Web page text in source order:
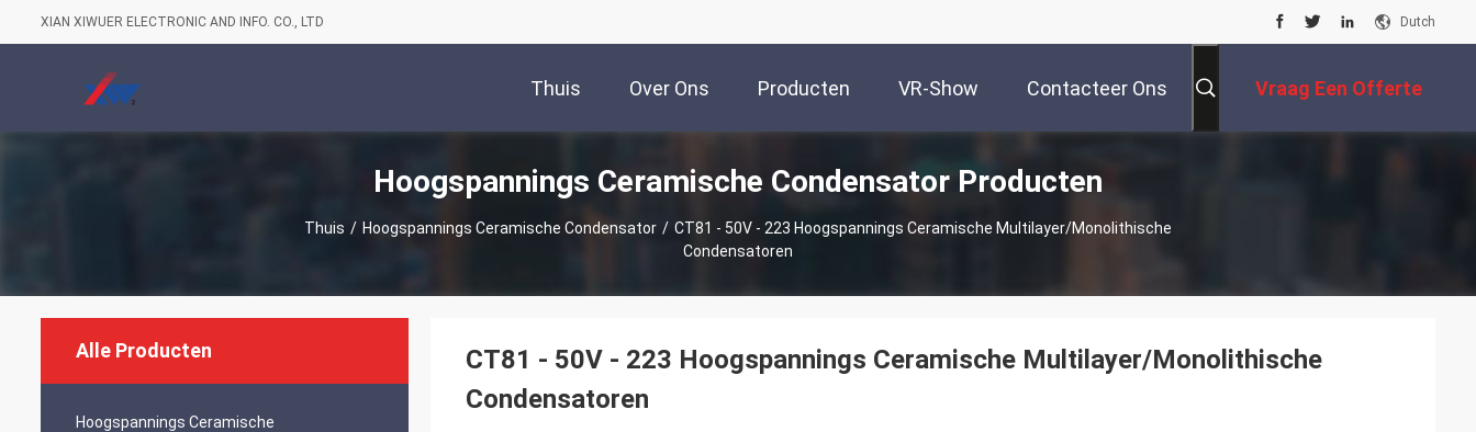
XIAN XIWUER ELECTRONIC AND INFO. CO., LTD Dutch
Thuis Over Ons Producten VR-Show Contacteer Ons Vraag Een Offerte
Hoogspannings Ceramische Condensator Producten
Thuis / Hoogspannings Ceramische Condensator / CT81 - 50V - 223 Hoogspannings Ceramische Multilayer/Monolithische
Condensatoren
Alle Producten
Hoogspannings Ceramische
CT81 - 50V - 223 Hoogspannings Ceramische Multilayer/Monolithische
Condensatoren